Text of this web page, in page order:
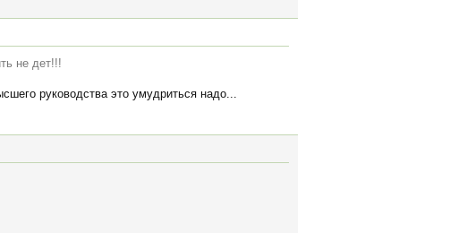
не дет!!!
руководства это умудриться надо...